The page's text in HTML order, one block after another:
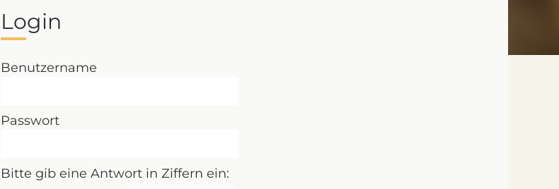
Login
Benutzername
Passwort
Bitte gib eine Antwort in Ziffern ein: